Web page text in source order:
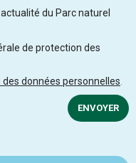
du Parc naturel
de protection des
données personnelles.
ENVOYER